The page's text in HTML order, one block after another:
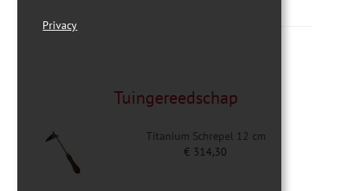
Tuingereedschap
Titanium Schrepel 12 cm
€ 314,30
Privacy